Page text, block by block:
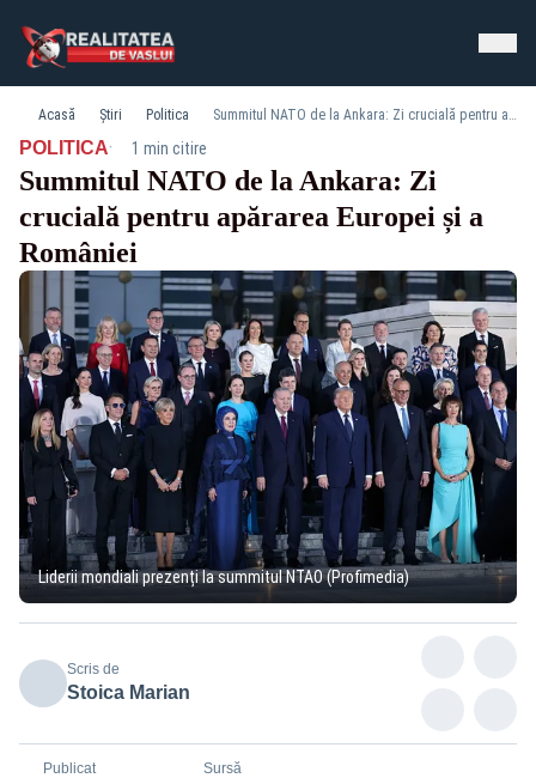
Acasă Știri Politica Summitul NATO de la Ankara: Zi crucială pentru apărarea Europei și a României
POLITICA· 1 min citire
Summitul NATO de la Ankara: Zi
crucială pentru apărarea Europei și a
României
Liderii mondiali prezenți la summitul NTAO (Profimedia)
Scris de
Stoica Marian
Publicat Sursă